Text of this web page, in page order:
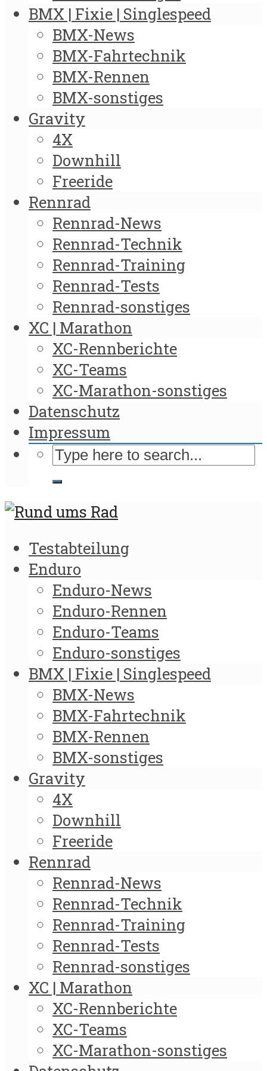
BMX | Fixie | Singlespeed
BMX-News
BMX-Fahrtechnik
BMX-Rennen
BMX-sonstiges
Gravity
4X
Downhill
Freeride
Rennrad
Rennrad-News
Rennrad-Technik
Rennrad-Training
Rennrad-Tests
Rennrad-sonstiges
XC | Marathon
XC-Rennberichte
XC-Teams
XC-Marathon-sonstiges
Datenschutz
Impressum
Testabteilung
Enduro
Enduro-News
Enduro-Rennen
Enduro-Teams
Enduro-sonstiges
BMX | Fixie | Singlespeed
BMX-News
BMX-Fahrtechnik
BMX-Rennen
BMX-sonstiges
Gravity
4X
Downhill
Freeride
Rennrad
Rennrad-News
Rennrad-Technik
Rennrad-Training
Rennrad-Tests
Rennrad-sonstiges
XC | Marathon
XC-Rennberichte
XC-Teams
XC-Marathon-sonstiges